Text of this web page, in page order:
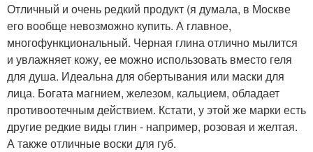
Отличный и очень редкий продукт (я думала, в Москве
его вообще невозможно купить. А главное,
многофункциональный. Черная глина отлично мылится
и увлажняет кожу, ее можно использовать вместо геля
для душа. Идеальна для обертывания или маски для
лица. Богата магнием, железом, кальцием, обладает
противоотечным действием. Кстати, у этой же марки есть
другие редкие виды глин - например, розовая и желтая.
А также отличные воски для губ.